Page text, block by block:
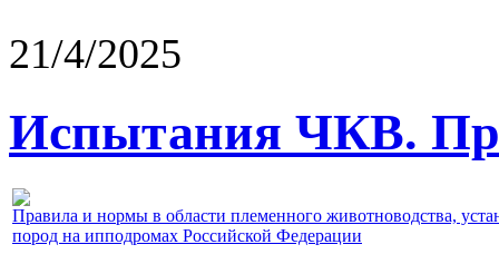
21/4/2025
Испытания ЧКВ.
Правила и нормы в области племенного животноводства,
пород на ипподромах Российской Федерации